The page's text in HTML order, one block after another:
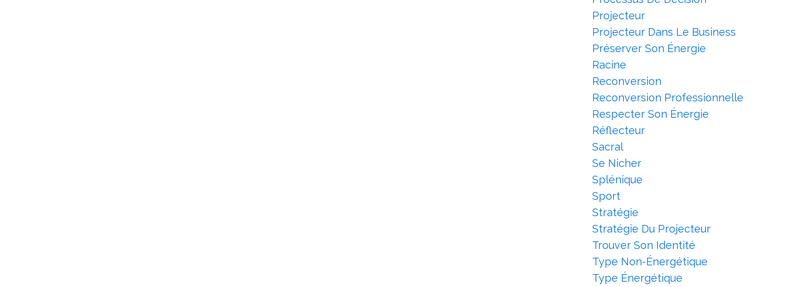
Projecteur
Projecteur Dans Le Business
Préserver Son Énergie
Racine
Reconversion
Reconversion Professionnelle
Respecter Son Énergie
Réflecteur
Sacral
Se Nicher
Splénique
Sport
Stratégie
Stratégie Du Projecteur
Trouver Son Identité
Type Non-Énergétique
Type Énergétique